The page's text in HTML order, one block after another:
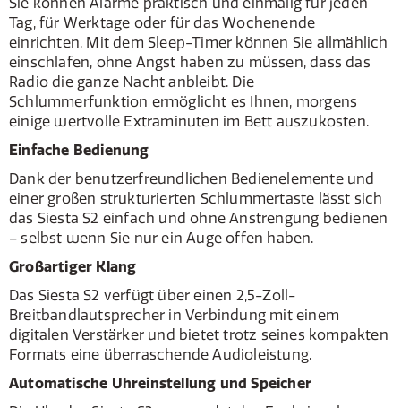
Tag, für Werktage oder für das Wochenende
einrichten. Mit dem Sleep-Timer können Sie allmählich
einschlafen, ohne Angst haben zu müssen, dass das
Radio die ganze Nacht anbleibt. Die
Schlummerfunktion ermöglicht es Ihnen, morgens
einige wertvolle Extraminuten im Bett auszukosten.
Einfache Bedienung
Dank der benutzerfreundlichen Bedienelemente und
einer großen strukturierten Schlummertaste lässt sich
das Siesta S2 einfach und ohne Anstrengung bedienen
– selbst wenn Sie nur ein Auge offen haben.
Großartiger Klang
Das Siesta S2 verfügt über einen 2,5-Zoll-
Breitbandlautsprecher in Verbindung mit einem
digitalen Verstärker und bietet trotz seines kompakten
Formats eine überraschende Audioleistung.
Automatische Uhreinstellung und Speicher